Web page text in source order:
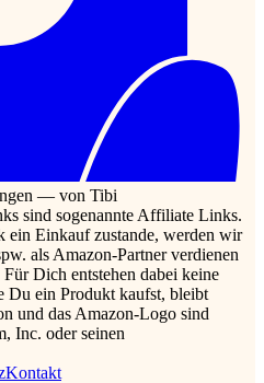
— von Tibi
sind sogenannte Affiliate Links.
ein Einkauf zustande, werden wir
als Amazon-Partner verdienen
Dich entstehen dabei keine
Du ein Produkt kaufst, bleibt
und das Amazon-Logo sind
Inc. oder seinen
Kontakt